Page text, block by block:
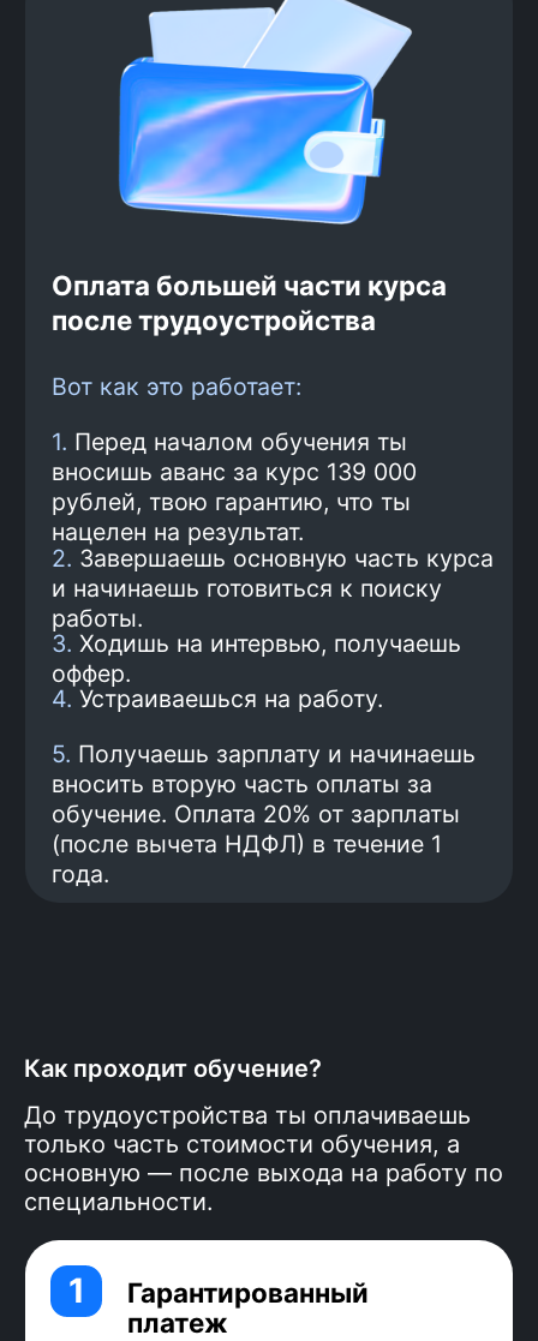
Как проходит обучение?
До трудоустройства ты оплачиваешь
только часть стоимости обучения, а
основную — после выхода на работу по
специальности.
Ты сам выбираешь, как тебе
удобнее платить: разовым
платежом — 139 000 рублей или
рассрочкой от банка. При
оплате обучения сразу
экономишь до 25%
Вариант оплаты
Наши карьерные консультанты
помогают тебе получить лучшие
предложения.
Подготовка к
трудоустройству и поиск
работы
4
(после вычета НДФЛ) в
течение года.
6
Ты проходишь курс по
Обучение и практика
5
Подготовка к трудоустройству и
и минимальная зарплата
100 000 рублей гарантированы
договором.
Трудоустройство
3
Смотреть
программу
проекта. Фронтенд-разработчик
переводит готовый дизайн-макет в
код, добавляет анимацию и